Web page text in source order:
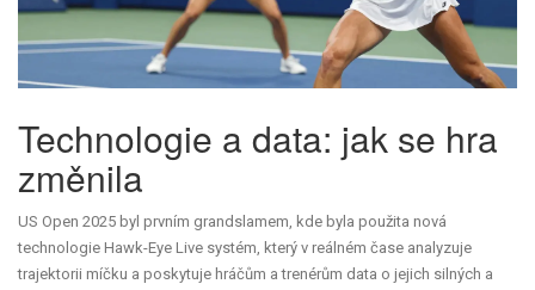
Technologie a data: jak se hra
změnila
US Open 2025 byl prvním grandslamem, kde byla použita nová
technologie Hawk-Eye Live systém, který v reálném čase analyzuje
trajektorii míčku a poskytuje hráčům a trenérům data o jejich silných a